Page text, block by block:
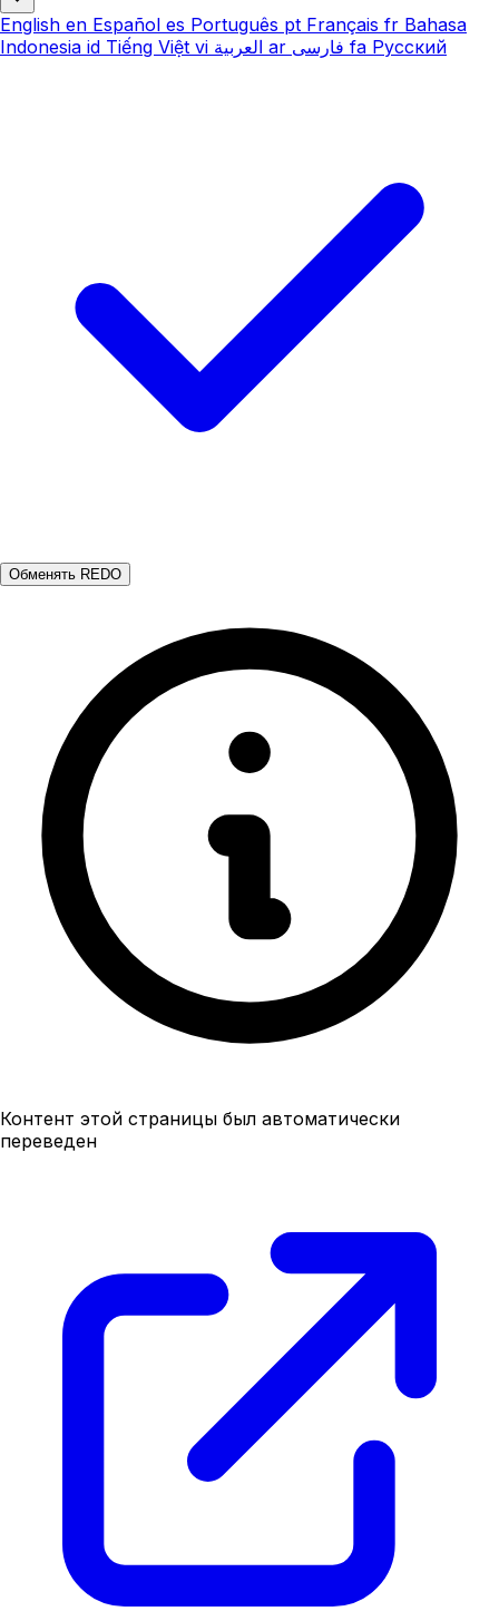
English en Español es Português pt Français fr Bahasa
Indonesia id Tiếng Việt vi العربية ar فارسی fa Русский
Обменять REDO
Контент этой страницы был автоматически
переведен